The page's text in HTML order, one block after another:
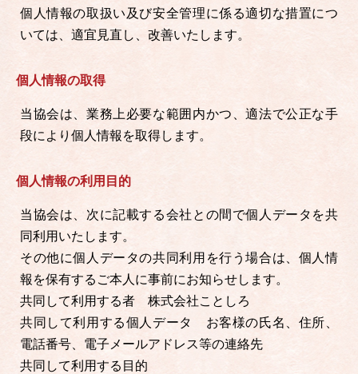
個人情報の取扱い及び安全管理に係る適切な措置につ
いては、適宜見直し、改善いたします。
個人情報の取得
当協会は、業務上必要な範囲内かつ、適法で公正な手
段により個人情報を取得します。
個人情報の利用目的
当協会は、次に記載する会社との間で個人データを共
同利用いたします。
その他に個人データの共同利用を行う場合は、個人情
報を保有するご本人に事前にお知らせします。
共同して利用する者 株式会社ことしろ
共同して利用する個人データ お客様の氏名、住所、
電話番号、電子メールアドレス等の連絡先
共同して利用する目的